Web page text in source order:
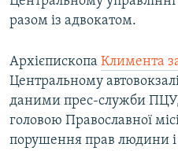
разом із адвокатом.
Архієпископа Климента
Центральному
даними прес-служби
головою Православної
порушення прав людини